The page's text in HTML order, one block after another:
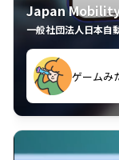
Japan
一般社団法人日本自
ゲームみ
久々のモ